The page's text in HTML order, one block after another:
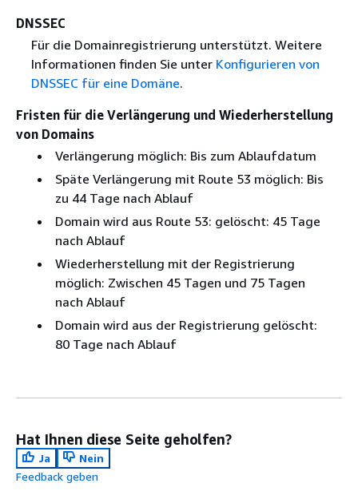
DNSSEC
Für die Domainregistrierung unterstützt. Weitere
Informationen finden Sie unter Konfigurieren von
DNSSEC für eine Domäne.
Fristen für die Verlängerung und Wiederherstellung
von Domains
Verlängerung möglich: Bis zum Ablaufdatum
Späte Verlängerung mit Route 53 möglich: Bis
zu 44 Tage nach Ablauf
Domain wird aus Route 53: gelöscht: 45 Tage
nach Ablauf
Wiederherstellung mit der Registrierung
möglich: Zwischen 45 Tagen und 75 Tagen
nach Ablauf
Domain wird aus der Registrierung gelöscht:
80 Tage nach Ablauf
Hat Ihnen diese Seite geholfen?
Ja
Nein
Feedback geben